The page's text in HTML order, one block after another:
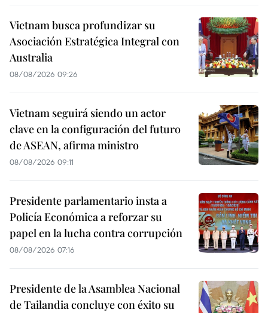
Vietnam busca profundizar su
Asociación Estratégica Integral con
Australia
08/08/2026 09:26
Vietnam seguirá siendo un actor
clave en la configuración del futuro
de ASEAN, afirma ministro
08/08/2026 09:11
Presidente parlamentario insta a
Policía Económica a reforzar su
papel en la lucha contra corrupción
08/08/2026 07:16
Presidente de la Asamblea Nacional
de Tailandia concluye con éxito su